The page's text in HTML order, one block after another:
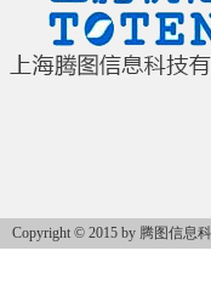
Copyright © 2015 by 腾图信息